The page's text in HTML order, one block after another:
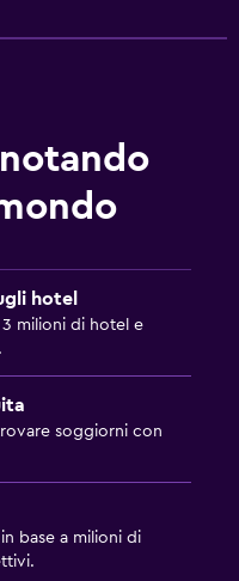
hotel
milioni di hotel e
soggiorni con
base a milioni di